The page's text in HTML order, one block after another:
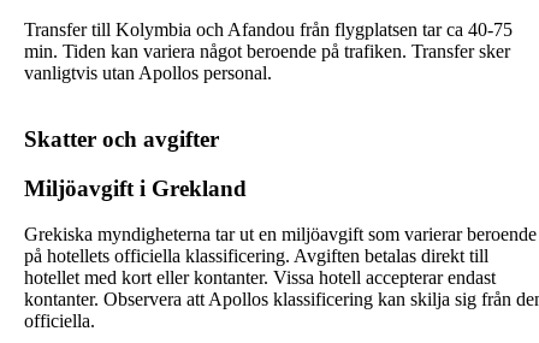
Transfer till Kolymbia och Afandou från flygplatsen tar ca 40-75
min. Tiden kan variera något beroende på trafiken. Transfer sker
vanligtvis utan Apollos personal.
Skatter och avgifter
Miljöavgift i Grekland
Grekiska myndigheterna tar ut en miljöavgift som varierar beroende
på hotellets officiella klassificering. Avgiften betalas direkt till
hotellet med kort eller kontanter. Vissa hotell accepterar endast
kontanter. Observera att Apollos klassificering kan skilja sig från
officiella.